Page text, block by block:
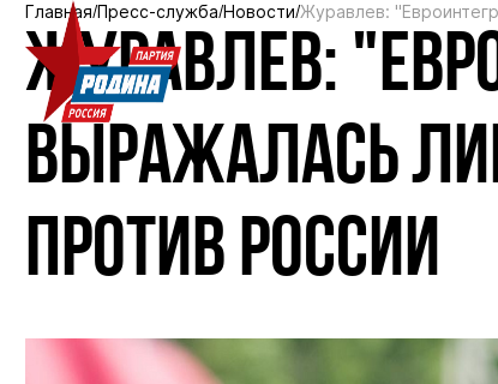
Главная Пресс-служба Новости Журавлев:
ЖУРАВЛЕВ:
ВЫРАЖАЛАСЬ
ПРОТИВ РОССИИ